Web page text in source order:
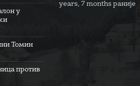
у
Томин
против
years, 7 months раније